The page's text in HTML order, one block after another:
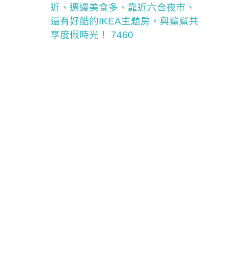
近、週邊美食多、靠近六合夜市、
還有好酷的IKEA主題房，與鯊鯊共
享度假時光！ 7460